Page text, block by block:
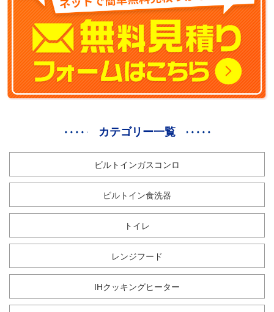
カテゴリー一覧
ビルトインガスコンロ
ビルトイン食洗器
トイレ
レンジフード
IHクッキングヒーター